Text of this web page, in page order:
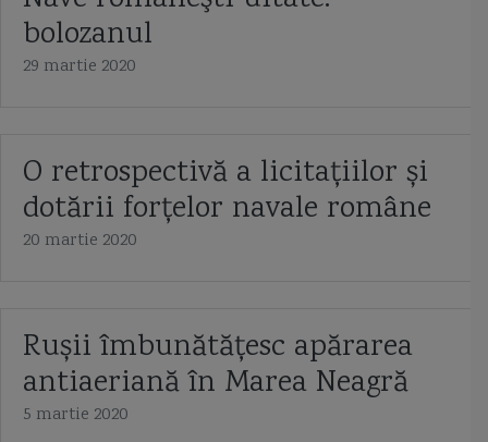
bolozanul
29 martie 2020
O retrospectivă a licitațiilor și
dotării forțelor navale române
20 martie 2020
Rușii îmbunătățesc apărarea
antiaeriană în Marea Neagră
5 martie 2020